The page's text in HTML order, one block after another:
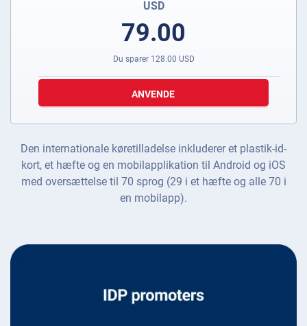
USD
79.00
Du sparer 128.00 USD
ANVENDE
Den internationale køretilladelse inkluderer et plastik-id-
kort, et hæfte og en mobilapplikation til Android og iOS
med oversættelse til 70 sprog (29 i et hæfte og alle 70 i
en mobilapp).